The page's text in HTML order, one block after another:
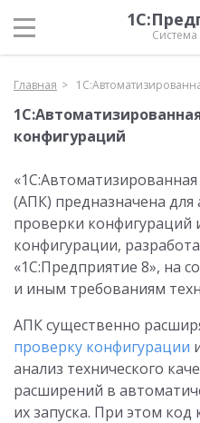
Главная
конфигураций
(АПК) предназначена
проверки конфигураций
конфигурации,
«1С:Предприятие 8», на
и иным требованиям
АПК существенно
проверку конфигурации
анализ технического
расширений в
их запуска. При этом код